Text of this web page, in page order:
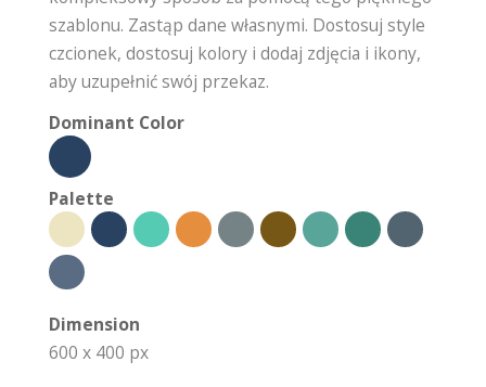
szablonu. Zastąp dane własnymi. Dostosuj style
czcionek, dostosuj kolory i dodaj zdjęcia i ikony,
aby uzupełnić swój przekaz.
Dominant Color
Palette
Dimension
600 x 400 px